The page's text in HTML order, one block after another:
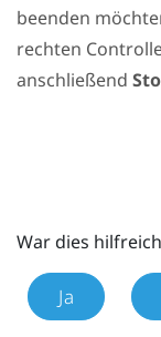
beenden
rechten
anschließend
War dies
Ja